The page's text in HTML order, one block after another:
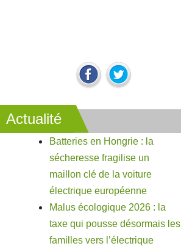
Actualité
Batteries en Hongrie : la
sécheresse fragilise un
maillon clé de la voiture
électrique européenne
Malus écologique 2026 : la
taxe qui pousse désormais les
familles vers l’électrique